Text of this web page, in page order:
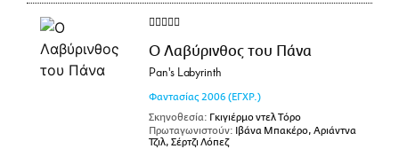
Ο Λαβύρινθος του Πάνα
Pan's Labyrinth
Φαντασίας 2006 (ΕΓΧΡ.)
Σκηνοθεσία: Γκιγιέρμο ντελ Τόρο
Πρωταγωνιστούν: Ιβάνα Μπακέρο, Αριάντνα
Τζιλ, Σέρτζι Λόπεζ